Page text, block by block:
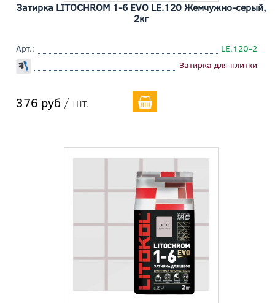
Затирка LITOCHROM 1-6 EVO LE.120 Жемчужно-серый,
2кг
Арт.:
LE.120-2
Затирка для плитки
376 руб / шт.